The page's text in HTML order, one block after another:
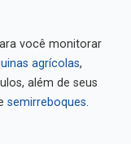
você monitorar
agrícolas,
além de seus
semirreboques.